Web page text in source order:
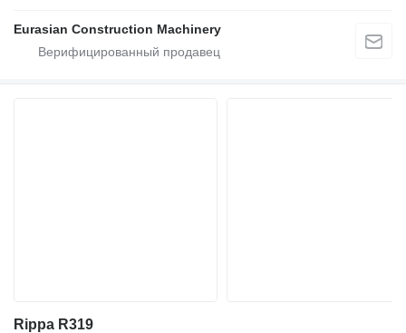
Eurasian Construction Machinery
Rippa R319